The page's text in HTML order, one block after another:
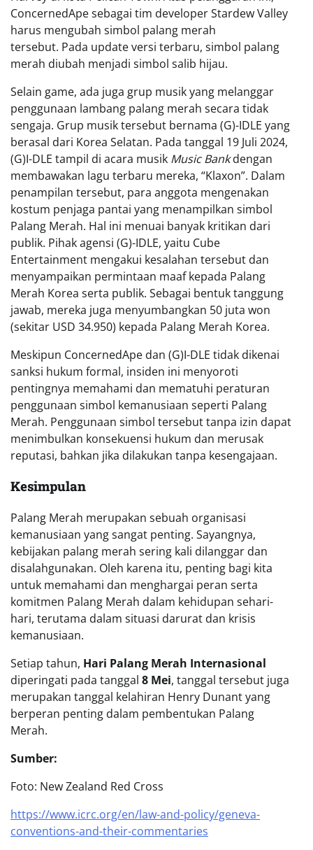
ConcernedApe sebagai tim developer Stardew Valley
harus mengubah simbol palang merah
tersebut. Pada update versi terbaru, simbol palang
merah diubah menjadi simbol salib hijau.
Selain game, ada juga grup musik yang melanggar
penggunaan lambang palang merah secara tidak
sengaja. Grup musik tersebut bernama (G)-IDLE yang
berasal dari Korea Selatan. Pada tanggal 19 Juli 2024,
(G)I-DLE tampil di acara musik Music Bankdengan
membawakan lagu terbaru mereka, “Klaxon”. Dalam
penampilan tersebut, para anggota mengenakan
kostum penjaga pantai yang menampilkan simbol
Palang Merah. Hal ini menuai banyak kritikan dari
publik. Pihak agensi (G)-IDLE, yaitu Cube
Entertainment mengakui kesalahan tersebut dan
menyampaikan permintaan maaf kepada Palang
Merah Korea serta publik. Sebagai bentuk tanggung
jawab, mereka juga menyumbangkan 50 juta won
(sekitar USD 34.950) kepada Palang Merah Korea.
Meskipun ConcernedApe dan (G)I-DLE tidak dikenai
sanksi hukum formal, insiden ini menyoroti
pentingnya memahami dan mematuhi peraturan
penggunaan simbol kemanusiaan seperti Palang
Merah. Penggunaan simbol tersebut tanpa izin dapat
menimbulkan konsekuensi hukum dan merusak
reputasi, bahkan jika dilakukan tanpa kesengajaan.
Kesimpulan
Palang Merah merupakan sebuah organisasi
kemanusiaan yang sangat penting. Sayangnya,
kebijakan palang merah sering kali dilanggar dan
disalahgunakan. Oleh karena itu, penting bagi kita
untuk memahami dan menghargai peran serta
komitmen Palang Merah dalam kehidupan sehari-
hari, terutama dalam situasi darurat dan krisis
kemanusiaan.
Setiap tahun, Hari Palang Merah Internasional
diperingati pada tanggal 8 Mei, tanggal tersebut juga
merupakan tanggal kelahiran Henry Dunant yang
berperan penting dalam pembentukan Palang
Merah.
Sumber:
Foto: New Zealand Red Cross
https://www.icrc.org/en/law-and-policy/geneva-
conventions-and-their-commentaries